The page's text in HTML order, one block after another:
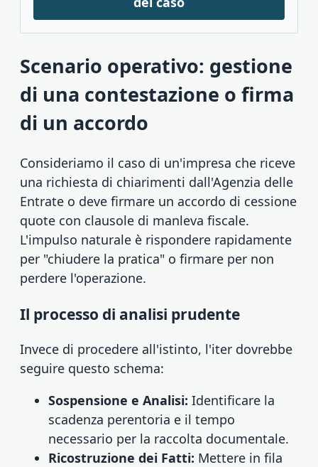
Scenario operativo: gestione
di una contestazione o firma
di un accordo
Consideriamo il caso di un'impresa che riceve
una richiesta di chiarimenti dall'Agenzia delle
Entrate o deve firmare un accordo di cessione
quote con clausole di manleva fiscale.
L'impulso naturale è rispondere rapidamente
per "chiudere la pratica" o firmare per non
perdere l'operazione.
Il processo di analisi prudente
Invece di procedere all'istinto, l'iter dovrebbe
seguire questo schema:
Sospensione e Analisi: Identificare la
scadenza perentoria e il tempo
necessario per la raccolta documentale.
Ricostruzione dei Fatti: Mettere in fila